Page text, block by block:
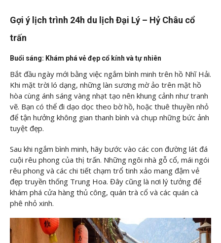
Gợi ý lịch trình 24h du lịch Đại Lý – Hỷ Châu cổ
trấn
Buổi sáng: Khám phá vẻ đẹp cổ kính và tự nhiên
Bắt đầu ngày mới bằng việc ngắm bình minh trên hồ Nhĩ Hải.
Khi mặt trời ló dạng, những làn sương mờ ảo trên mặt hồ
hòa cùng ánh sáng vàng nhạt tạo nên khung cảnh như tranh
vẽ. Bạn có thể đi dạo dọc theo bờ hồ, hoặc thuê thuyền nhỏ
để tận hưởng không gian thanh bình và chụp những bức ảnh
tuyệt đẹp.
Sau khi ngắm bình minh, hãy bước vào các con đường lát đá
cuội rêu phong của thị trấn. Những ngôi nhà gỗ cổ, mái ngói
rêu phong và các chi tiết chạm trổ tinh xảo mang đậm vẻ
đẹp truyền thống Trung Hoa. Đây cũng là nơi lý tưởng để
khám phá cửa hàng thủ công, quán trà cổ và các quán cà
phê nhỏ xinh.